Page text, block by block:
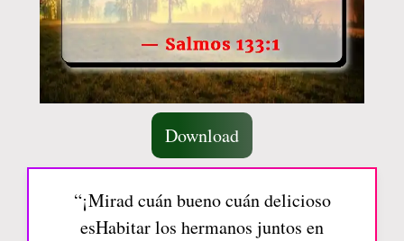
Download
“¡Mirad cuán bueno cuán delicioso
esHabitar los hermanos juntos en